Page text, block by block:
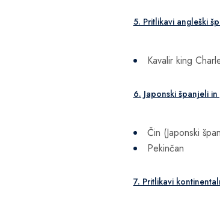
5. Pritlikavi angleški
Kavalir king
6. Japonski španjeli
Čin (Japonski
Pekinčan
7. Pritlikavi